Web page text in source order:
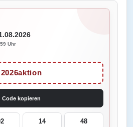
Uhr
2026aktion
Code kopieren
14 48